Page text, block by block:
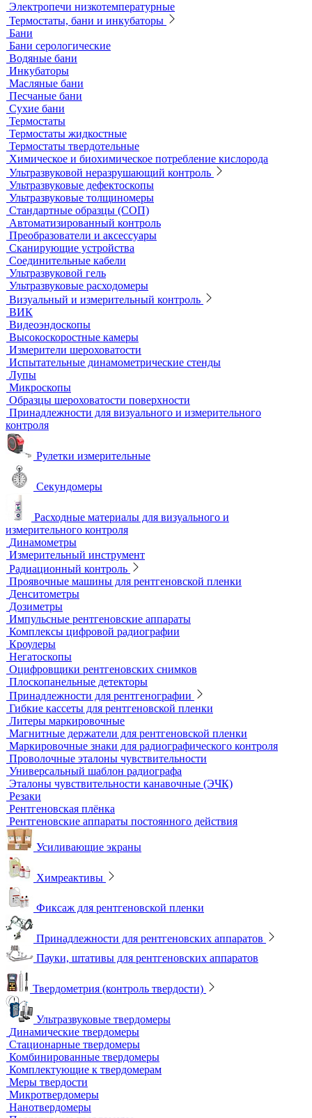
Ареометры
Калибровочные расстворы и реагенты
Комплектующие для КФК
Принадлежности к штативам
Специальные наборы для фотометров
Стекла предметные и покровные
Системы капиллярного электрофореза
Стерилизация и дезинфекция
Сушильные шкафы и муфельные печи
Муфельные печи
Шкафы сушильные
Электропечи низкотемпературные
Термостаты, бани и инкубаторы
Бани
Бани серологические
Водяные бани
Инкубаторы
Масляные бани
Песчаные бани
Сухие бани
Термостаты
Термостаты жидкостные
Термостаты твердотельные
Химическое и биохимическое потребление кислорода
Ультразвуковой неразрушающий контроль
Ультразвуковые дефектоскопы
Ультразвуковые толщиномеры
Стандартные образцы (СОП)
Автоматизированный контроль
Преобразователи и аксессуары
Сканирующие устройства
Соединительные кабели
Ультразвуковой гель
Ультразвуковые расходомеры
Визуальный и измерительный контроль
ВИК
Видеоэндоскопы
Высокоскоростные камеры
Измерители шероховатости
Испытательные динамометрические стенды
Лупы
Микроскопы
Образцы шероховатости поверхности
Принадлежности для визуального и измерительного
контроля
Рулетки измерительные
Секундомеры
Расходные материалы для визуального и
измерительного контроля
Динамометры
Измерительный инструмент
Радиационный контроль
Проявочные машины для рентгеновской пленки
Денситометры
Дозиметры
Импульсные рентгеновские аппараты
Комплексы цифровой радиографии
Кроулеры
Негатоскопы
Оцифровщики рентгеновских снимков
Плоскопанельные детекторы
Принадлежности для рентгенографии
Гибкие кассеты для рентгеновской пленки
Литеры маркировочные
Магнитные держатели для рентгеновской пленки
Маркировочные знаки для радиографического контроля
Проволочные эталоны чувствительности
Универсальный шаблон радиографа
Эталоны чувствительности канавочные (ЭЧК)
Резаки
Рентгеновская плёнка
Рентгеновские аппараты постоянного действия
Химреактивы
Фиксаж для рентгеновской пленки
Принадлежности для рентгеновских аппаратов
Пауки, штативы для рентгеновских аппаратов